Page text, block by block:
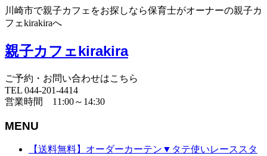
川崎市で親子カフェをお探しなら保育士がオーナーの親子カ
フェkirakiraへ
親子カフェkirakira
ご予約・お問い合わせはこちら
TEL 044-201-4414
営業時間 11:00～14:30
MENU
【送料無料】オーダーカーテン▼タテ使いレーススタ